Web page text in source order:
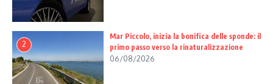
2
Mar Piccolo, inizia la bonifica delle sponde: il
primo passo verso la rinaturalizzazione
06/08/2026